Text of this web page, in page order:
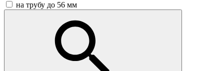
на трубу до 56 мм